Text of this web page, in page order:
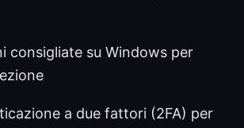
consigliate su Windows per
a due fattori (2FA) per